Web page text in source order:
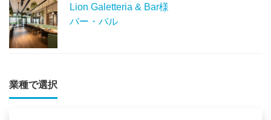
Lion Galetteria & Bar様
バー・バル
業種で選択